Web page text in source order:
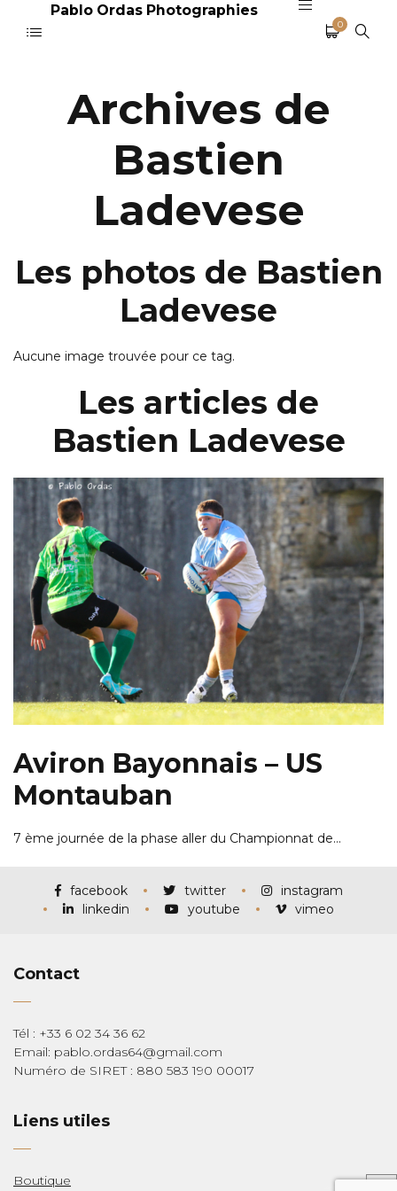
Pablo Ordas Photographies
0
Archives de
Bastien
Ladevese
Les photos de Bastien
Ladevese
Aucune image trouvée pour ce tag.
Les articles de
Bastien Ladevese
Aviron Bayonnais – US
Montauban
7 ème journée de la phase aller du Championnat de…
facebook twitter
instagram
linkedin
youtube vimeo
Contact
Tél : +33 6 02 34 36 62
Email: pablo.ordas64@gmail.com
Numéro de SIRET : 880 583 190 00017
Liens utiles
Boutique